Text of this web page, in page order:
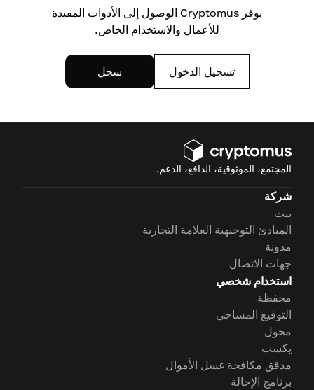
يوفر Cryptomus الوصول إلى الأدوات المفيدة
للأعمال والاستخدام الخاص.
تسجيل الدخول سجل
المجتمع، الموثوقية، الدافع، الدعم.
شركة
بيت
المبادئ التوجيهية العلامة التجارية
مدونة
جهات الاتصال
استخدام شخصي
محفظة
التوقيع المساحي
محول
يكسب
مدقق مكافحة غسل الأموال
برنامج الإحالة